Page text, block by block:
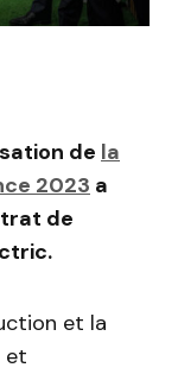
de la
2023 a
de
et la
et